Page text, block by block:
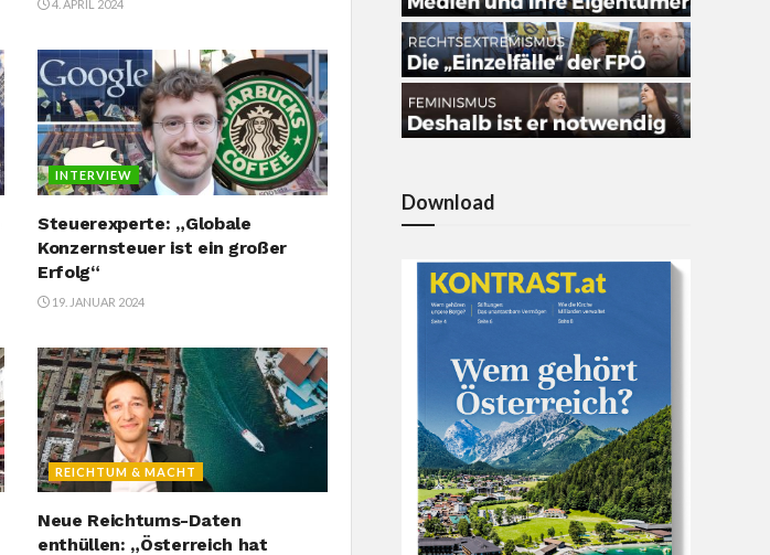
4. APRIL 2024
INTERVIEW
Steuerexperte: „Globale
Konzernsteuer ist ein großer
Erfolg“
19. JANUAR 2024
REICHTUM & MACHT
Neue Reichtums-Daten
enthüllen: „Österreich hat
Download